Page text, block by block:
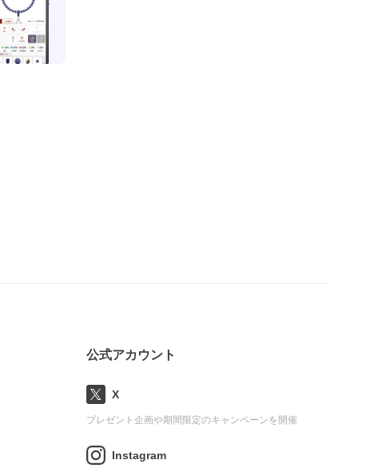
公式アカウント
X
プレゼント企画や期間限定のキャンペーンを開催
Instagram